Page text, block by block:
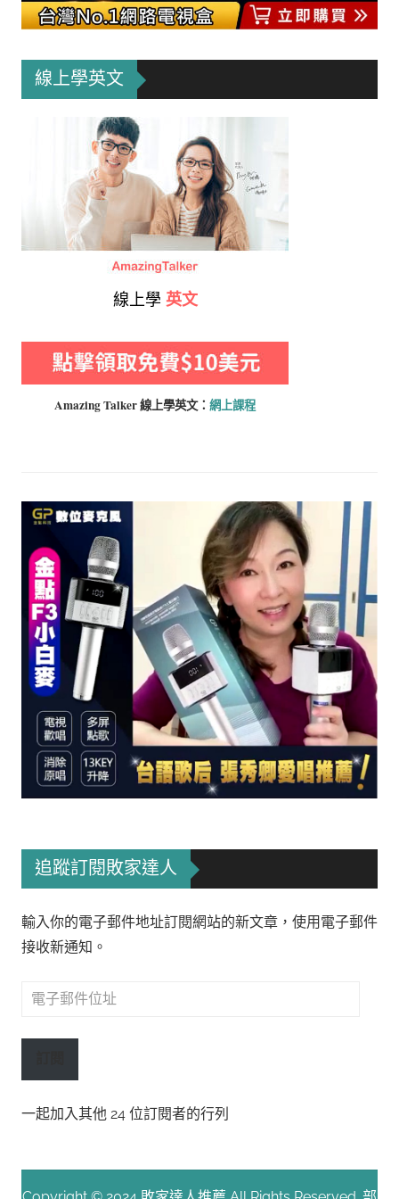
線上學英文
線上學 英文
Amazing Talker 線上學英文： 網上課程
追蹤訂閱敗家達人
輸入你的電子郵件地址訂閱網站的新文章，使用電子郵件
接收新通知。
電
郵
址
一起加入其他 24 位訂閱者的行列